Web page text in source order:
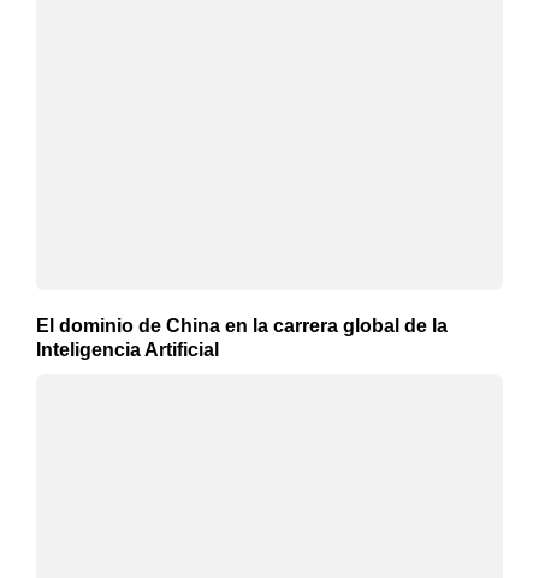
El dominio de China en la carrera global de la
Inteligencia Artificial